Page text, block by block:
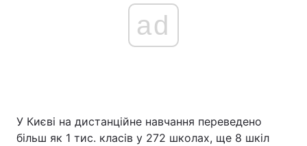
ad
У Києві на дистанційне навчання переведено
більш як 1 тис. класів у 272 школах, ще 8 шкіл